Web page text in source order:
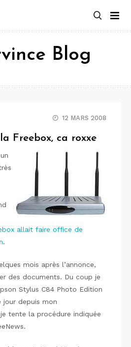
Blog
12 MARS 2008
Freebox, ca roxxe
allait faire office de
.
mois après l’annonce,
des documents. Du coup je
Stylus C84 Photo Edition
jour depuis mon
tente la procédure indiquée